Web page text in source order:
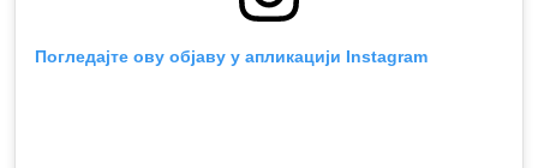
Погледајте ову објаву у апликацији Instagram